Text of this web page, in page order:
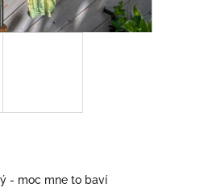
- moc mne to baví